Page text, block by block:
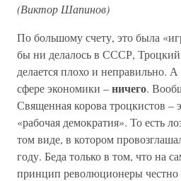
(Виктор Шапинов)
По большому счету, это была
бы ни делалось в СССР, Троцкий
делается плохо и неправильно.
сфере экономики –ничего.
Священная корова троцкистов –
«рабочая демократия». То есть
том виде, в котором
году. Беда только в том, что на
принцип революционеры честно